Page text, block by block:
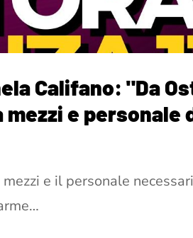
Califano: "Da
mezzi e personale
e il personale